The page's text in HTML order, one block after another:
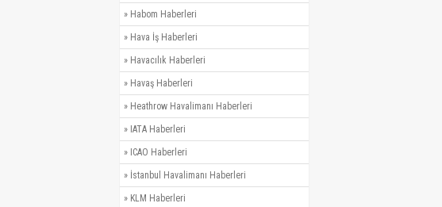
» Habom Haberleri
» Hava İş Haberleri
» Havacılık Haberleri
» Havaş Haberleri
» Heathrow Havalimanı Haberleri
» IATA Haberleri
» ICAO Haberleri
» İstanbul Havalimanı Haberleri
» KLM Haberleri